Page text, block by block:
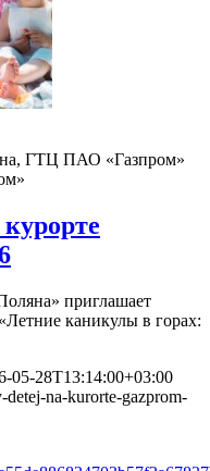
ГТЦ ПАО «Газпром»
приглашает
каникулы в горах:
05-28T13:14:00+03:00
detej-na-kurorte-gazprom-